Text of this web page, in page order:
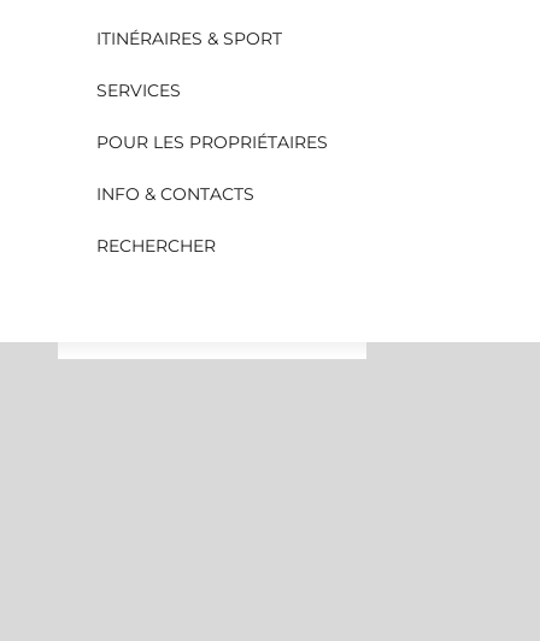
ITINÉRAIRES & SPORT
SERVICES
POUR LES PROPRIÉTAIRES
INFO & CONTACTS
RECHERCHER
Retrouvez votre paix intérieure dans